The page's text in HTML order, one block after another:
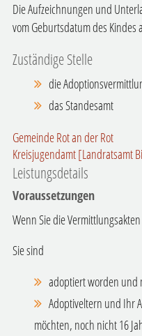
Die Aufzeichnungen und
vom Geburtsdatum des Kindes
Zuständige Stelle
die
das Standesamt
Gemeinde Rot an der Rot
Kreisjugendamt [Landratsamt
Leistungsdetails
Voraussetzungen
Wenn Sie die
Sie sind
adoptiert worden und
Adoptiveltern und Ihr
möchten, noch nicht 16